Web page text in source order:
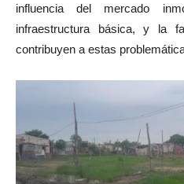
influencia del mercado
infraestructura básica, y la
contribuyen a estas